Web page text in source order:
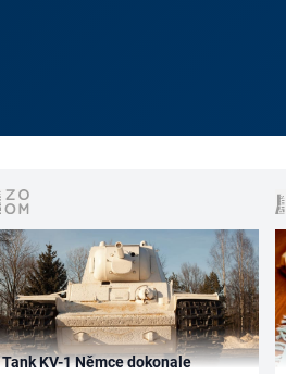
Tank KV-1 Němce dokonale